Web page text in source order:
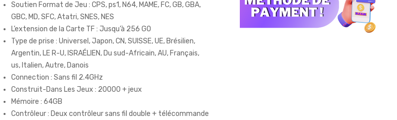
Soutien Format de Jeu : CPS, ps1, N64, MAME, FC, GB, GBA,
GBC, MD, SFC, Atatri, SNES, NES
L’extension de la Carte TF : Jusqu’à 256 GO
Type de prise : Universel, Japon, CN, SUISSE, UE, Brésilien,
Argentin, LE R-U, ISRAÉLIEN, Du sud-Africain, AU, Français,
us, Italien, Autre, Danois
Connection : Sans fil 2.4GHz
Construit-Dans Les Jeux : 20000 + jeux
Mémoire : 64GB
Contrôleur : Deux contrôleur sans fil double + télécommande